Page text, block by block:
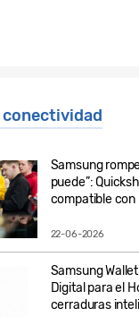
conectividad
Samsung
puede”:
compatible con
22-06-2026
Samsung
Digital para el
cerraduras